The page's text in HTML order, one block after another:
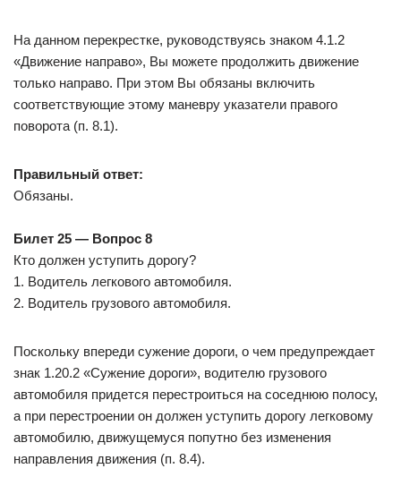
На данном перекрестке, руководствуясь знаком 4.1.2
«Движение направо», Вы можете продолжить движение
только направо. При этом Вы обязаны включить
соответствующие этому маневру указатели правого
поворота (п. 8.1).
Правильный ответ:
Обязаны.
Билет 25 — Вопрос 8
Кто должен уступить дорогу?
1. Водитель легкового автомобиля.
2. Водитель грузового автомобиля.
Поскольку впереди сужение дороги, о чем предупреждает
знак 1.20.2 «Сужение дороги», водителю грузового
автомобиля придется перестроиться на соседнюю полосу,
а при перестроении он должен уступить дорогу легковому
автомобилю, движущемуся попутно без изменения
направления движения (п. 8.4).